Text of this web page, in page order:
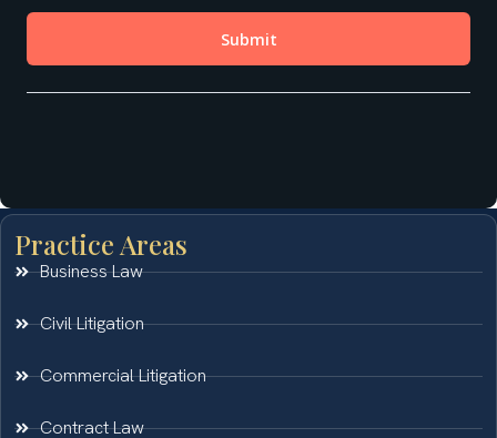
Practice Areas
Business Law
Civil Litigation
Commercial Litigation
Contract Law